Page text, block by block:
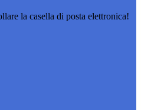
la casella di posta elettronica!